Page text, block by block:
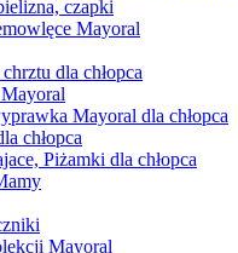
czapki
Mayoral
dla chłopca
Mayoral dla chłopca
chłopca
Piżamki dla chłopca
Mayoral